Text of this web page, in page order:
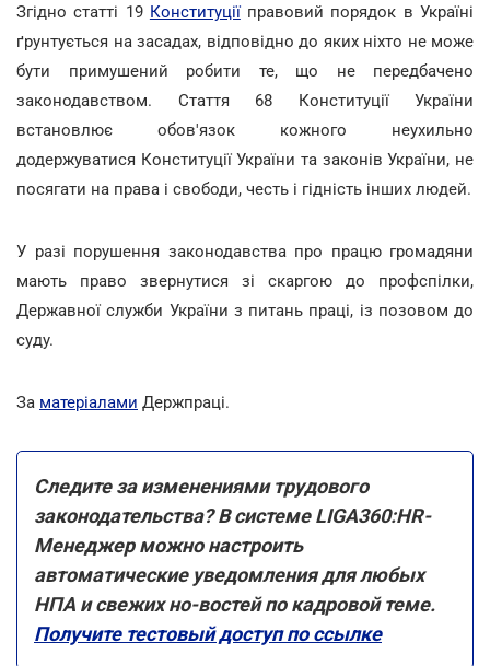
Згідно статті 19 Конституціїправовий порядок в Україні
ґрунтується на засадах, відповідно до яких ніхто не може
бути примушений робити те, що не передбачено
законодавством. Стаття 68 Конституції України
встановлює обов'язок кожного неухильно
додержуватися Конституції України та законів України, не
посягати на права і свободи, честь і гідність інших людей.
У разі порушення законодавства про працю громадяни
мають право звернутися зі скаргою до профспілки,
Державної служби України з питань праці, із позовом до
суду.
За матеріалами Держпраці.
Следите за изменениями трудового
законодательства? В системе LIGA360:HR-
Менеджер можно настроить
автоматические уведомления для любых
НПА и свежих но-востей по кадровой теме.
Получите тестовый доступ по ссылке